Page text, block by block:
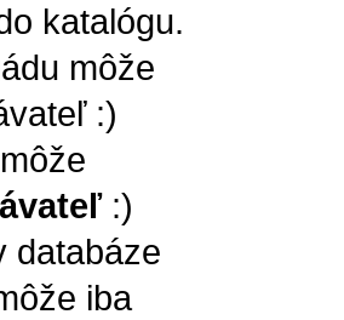
katalógu.
môže
:)
:)
databáze
iba